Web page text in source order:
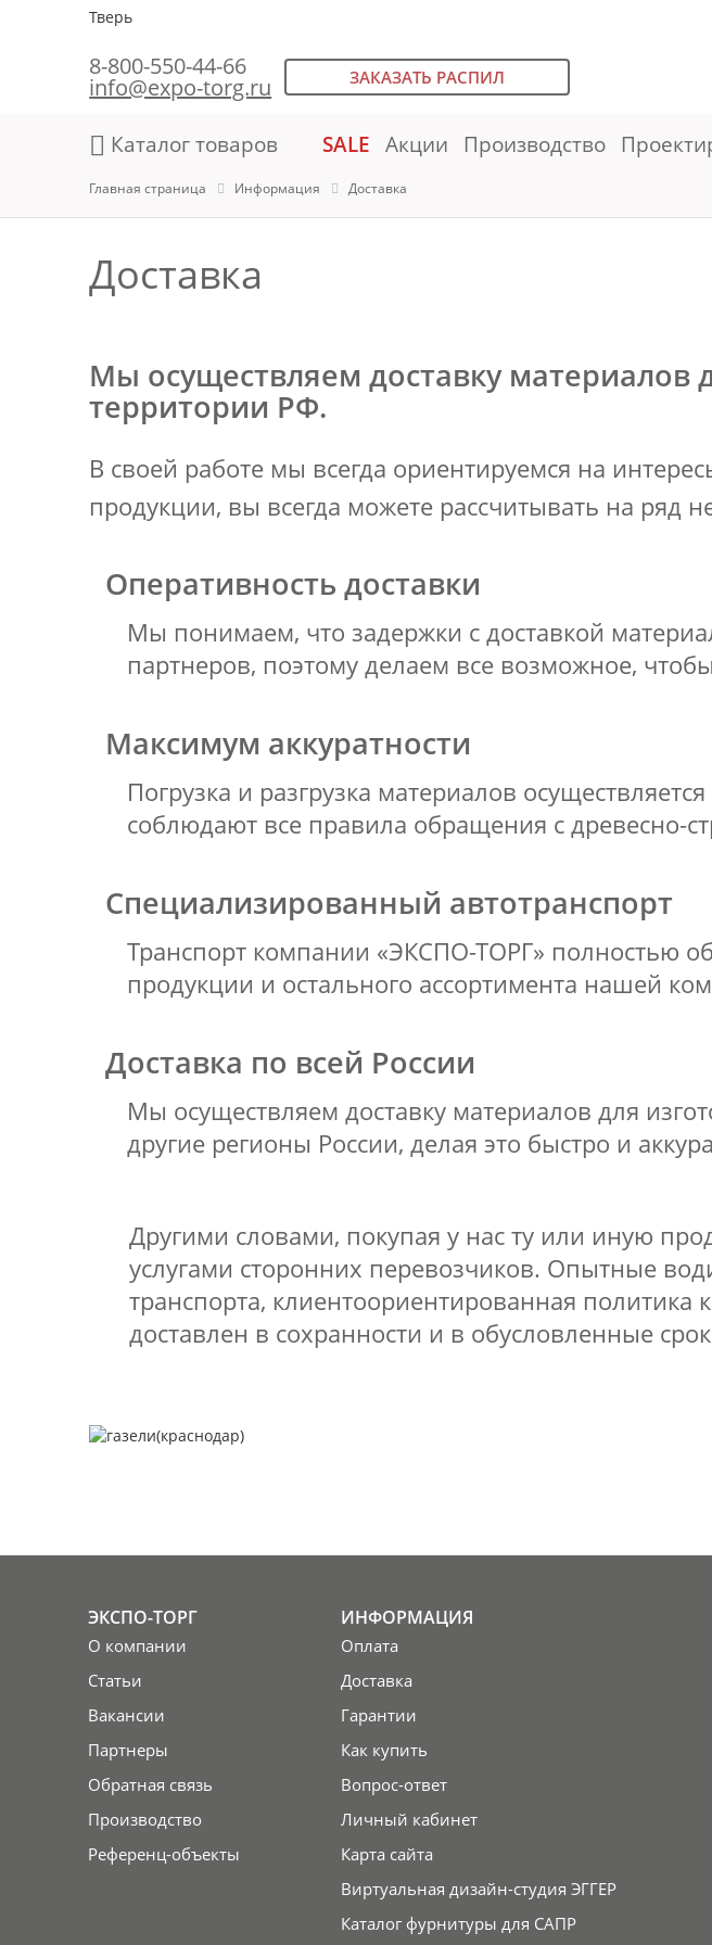
Тверь
8-800-550-44-66
info@expo-torg.ru ЗАКАЗАТЬ РАСПИЛ
Каталог товаров SALE Акции Производство
Главная страница Информация Доставка
Доставка
Мы осуществляем доставку материалов
территории РФ.
В своей работе мы всегда ориентируемся на
продукции, вы всегда можете рассчитывать на ряд
Оперативность доставки
Мы понимаем, что задержки с доставкой
партнеров, поэтому делаем все возможное,
Максимум аккуратности
Погрузка и разгрузка материалов
соблюдают все правила обращения с древесно-
Специализированный автотранспорт
Транспорт компании «ЭКСПО-ТОРГ» полностью
продукции и остального ассортимента нашей
Доставка по всей России
Мы осуществляем доставку материалов для
другие регионы России, делая это быстро и
Другими словами, покупая у нас ту или иную
услугами сторонних перевозчиков. Опытные
транспорта, клиентоориентированная политика
доставлен в сохранности и в обусловленные
ЭКСПО-ТОРГ
О компании
Статьи
Вакансии
Партнеры
Обратная связь
Производство
Референц-объекты
ИНФОРМАЦИЯ
Оплата
Доставка
Гарантии
Как купить
Вопрос-ответ
Личный кабинет
Карта сайта
Виртуальная дизайн-студия ЭГГЕР
Каталог фурнитуры для САПР